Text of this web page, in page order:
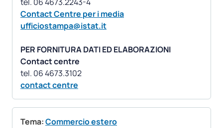
Contact Centre per i media
ufficiostampa@istat.it
PER FORNITURA DATI ED ELABORAZIONI
Contact centre
contact centre
Tema:Commercio estero